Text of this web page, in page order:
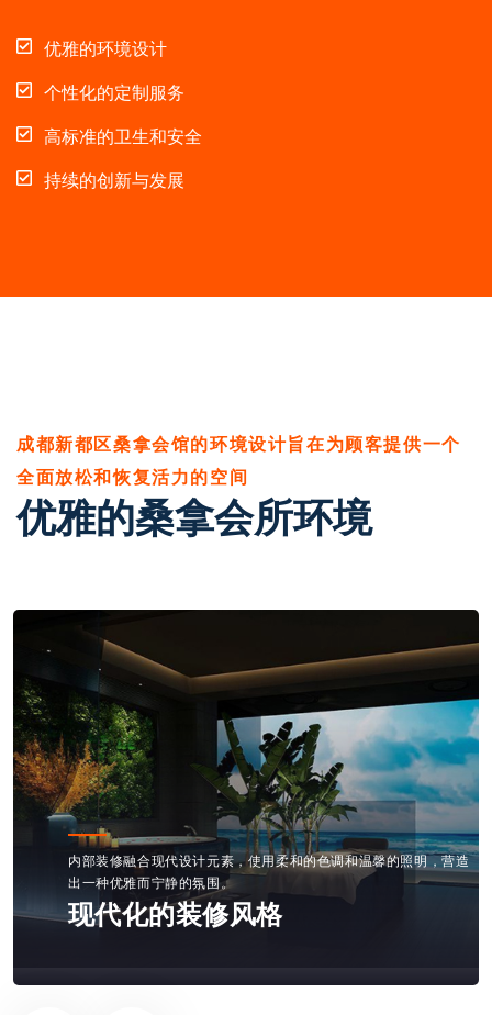
优雅的环境设计
个性化的定制服务
高标准的卫生和安全
持续的创新与发展
成都新都区桑拿会馆的环境设计旨在为顾客提供一个
全面放松和恢复活力的空间
优雅的桑拿会所环境
内部装修融合现代设计元素，使用柔和的色调和温馨的照明，营造
出一种优雅而宁静的氛围。
现代化的装修风格